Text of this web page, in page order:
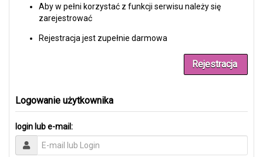
Aby w pełni korzystać z funkcji serwisu należy się
zarejestrować
Rejestracja jest zupełnie darmowa
Rejestracja
Logowanie użytkownika
login lub e-mail: